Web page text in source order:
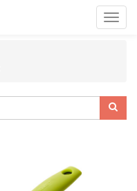
Menú
de